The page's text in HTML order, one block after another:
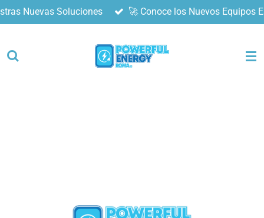
Ir
al
principal
Nuevas Soluciones 🚀 Conoce los Nuevos Equipos